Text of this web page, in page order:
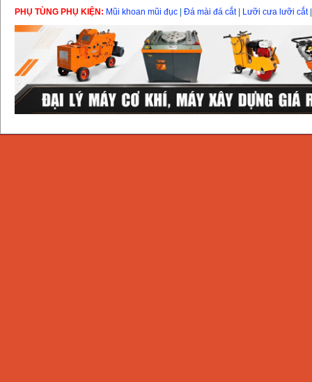
PHỤ TÙNG PHỤ KIỆN: Mũi khoan mũi đục Đá mài đá cắt| Lưỡi cưa lưỡi cắt